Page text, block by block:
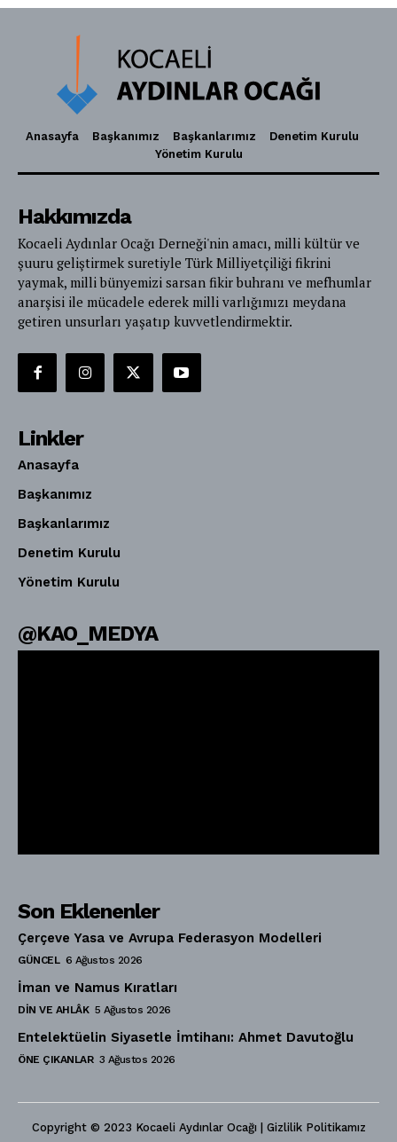
Anasayfa Başkanımız Başkanlarımız
Denetim Kurulu
Yönetim Kurulu
Hakkımızda
Kocaeli Aydınlar Ocağı Derneği'nin amacı, milli kültür ve
şuuru geliştirmek suretiyle Türk Milliyetçiliği fikrini
yaymak, milli bünyemizi sarsan fikir buhranı ve mefhumlar
anarşisi ile mücadele ederek milli varlığımızı meydana
getiren unsurları yaşatıp kuvvetlendirmektir.
Linkler
Anasayfa
Başkanımız
Başkanlarımız
Denetim Kurulu
Yönetim Kurulu
@KAO_MEDYA
Son Eklenenler
Çerçeve Yasa ve Avrupa Federasyon Modelleri
GÜNCEL 6 Ağustos 2026
İman ve Namus Kıratları
DIN VE AHLÂK 5 Ağustos 2026
Entelektüelin Siyasetle İmtihanı: Ahmet Davutoğlu
ÖNE ÇIKANLAR 3 Ağustos 2026
Copyright © 2023 Kocaeli Aydınlar Ocağı | Gizlilik Politikamız